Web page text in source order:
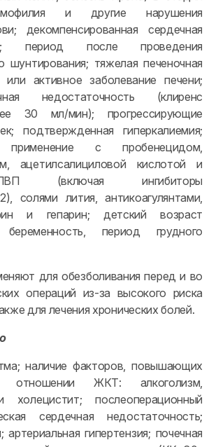
и другие нарушения
декомпенсированная сердечная
период после проведения
шунтирования; тяжелая печеночная
или активное заболевание печени;
недостаточность (клиренс
30 мл/мин); прогрессирующие
подтвержденная гиперкалиемия;
применение с пробенецидом,
ацетилсалициловой кислотой и
(включая ингибиторы
солями лития, антикоагулянтами,
и гепарин; детский возраст
период грудного
для обезболивания перед и во
операций из-за высокого риска
для лечения хронических болей.
наличие факторов, повышающих
отношении ЖКТ: алкоголизм,
холецистит; послеоперационный
сердечная недостаточность;
гипертензия; почечная